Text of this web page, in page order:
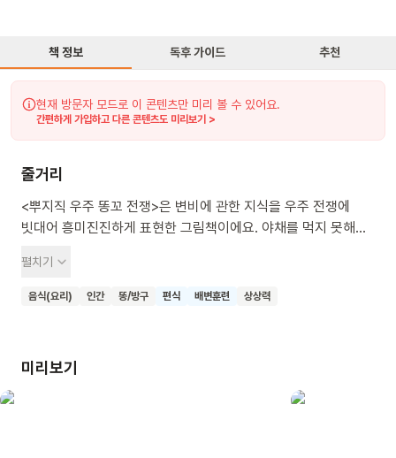
책 정보 독후 가이드 추천
현재 방문자 모드로 이 콘텐츠만 미리 볼 수 있어요.
간편하게 가입하고 다른 콘텐츠도 미리보기 >
줄거리
<뿌지직 우주 똥꼬 전쟁>은 변비에 관한 지식을 우주 전쟁에
빗대어 흥미진진하게 표현한 그림책이에요. 야채를 먹지 못해
홍이와 토토는 야채를 쏴서 외계인들과 맞서 싸워요. 우주 전쟁을
치른 홍이에겐 어떤 변화가 일어날까요? 변비에 걸린 홍이의
있기를 바랍니다.
펼치기
음식(요리) 인간 똥/방구 편식 배변훈련 상상력
미리보기